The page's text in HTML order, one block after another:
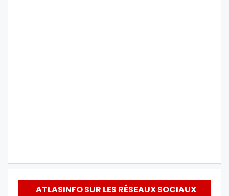
ATLASINFO SUR LES RÉSEAUX SOCIAUX